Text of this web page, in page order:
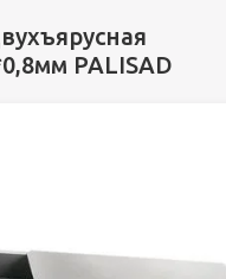
PALISAD